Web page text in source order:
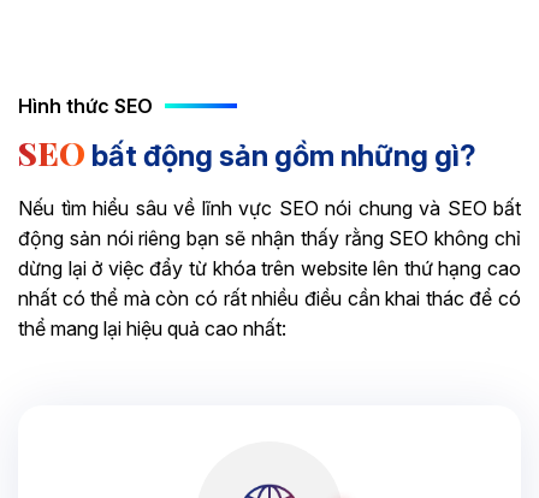
Hình thức SEO
SEO bất động sản gồm những gì?
Nếu tìm hiểu sâu về lĩnh vực SEO nói chung và SEO bất
động sản nói riêng bạn sẽ nhận thấy rằng SEO không chỉ
dừng lại ở việc đẩy từ khóa trên website lên thứ hạng cao
nhất có thể mà còn có rất nhiều điều cần khai thác để có
thể mang lại hiệu quả cao nhất: